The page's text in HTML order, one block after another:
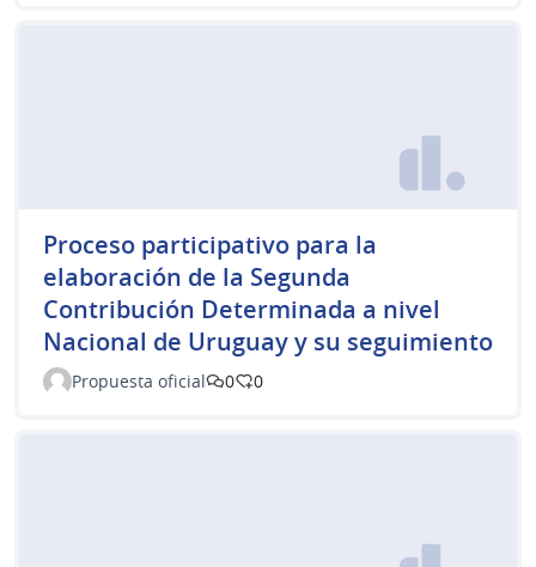
Proceso participativo para la
elaboración de la Segunda
Contribución Determinada a nivel
Nacional de Uruguay y su seguimiento
Propuesta oficial 0 0